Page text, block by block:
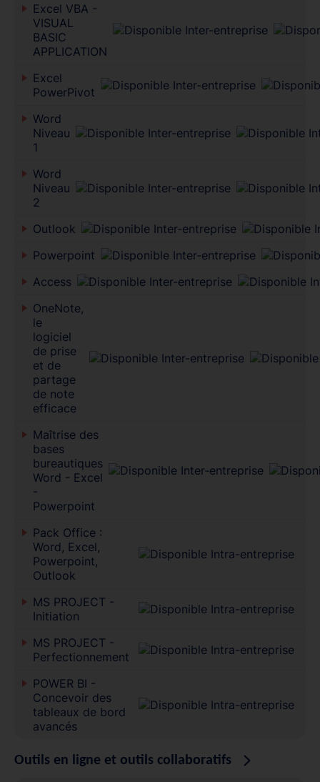
Excel VBA -
VISUAL
BASIC
APPLICATION
Excel
PowerPivot
Word
Niveau
1
Word
Niveau
2
Outlook
Powerpoint
Access
OneNote,
le
logiciel
de prise
et de
partage
de note
efficace
Maîtrise des
bases
bureautiques
Word - Excel
-
Powerpoint
Pack Office :
Word, Excel,
Powerpoint,
Outlook
MS PROJECT -
Initiation
MS PROJECT -
Perfectionnement
POWER BI -
Concevoir des
tableaux de bord
avancés
Outils en ligne et outils collaboratifs